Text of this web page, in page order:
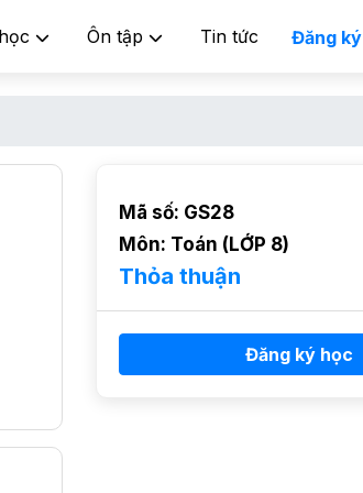
Đăng ký
Ôn tập Tin tức
Mã số: GS28
Môn: Toán (LỚP 8)
Thỏa thuận
Đăng ký học